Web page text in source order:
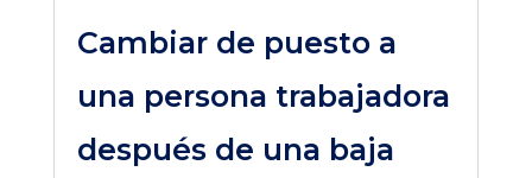
Cambiar de puesto a
una persona trabajadora
después de una baja